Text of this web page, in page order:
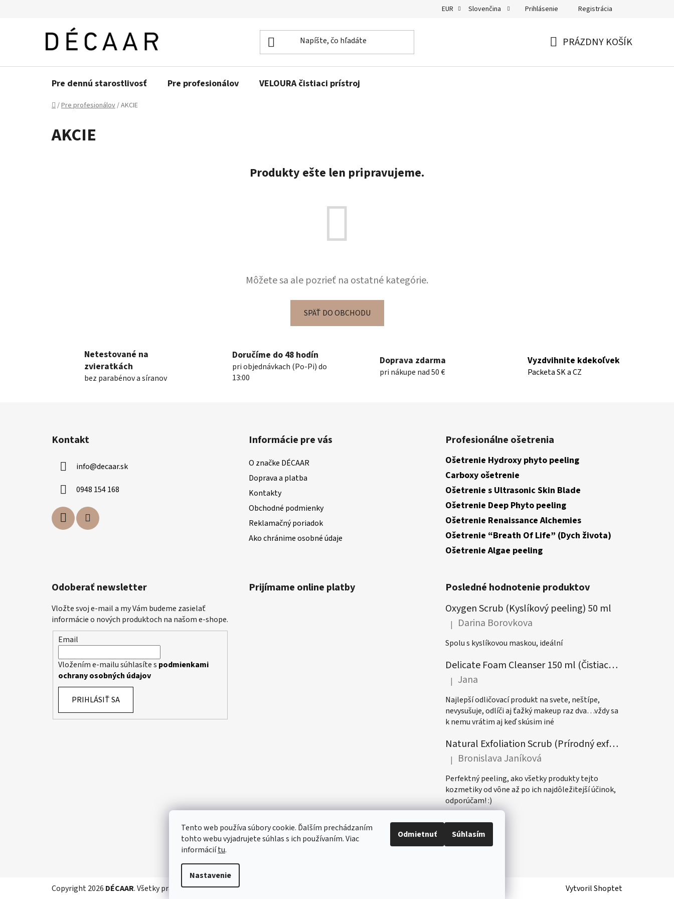
Tento web používa súbory cookie. Ďalším prechádzaním
tohto webu vyjadrujete súhlas s ich používaním. Viac
informáciítu.
Nastavenie
Odmietnuť Súhlasím
EUR Slovenčina Prihlásenie Registrácia
PRÁZDNY KOŠÍK
Pre dennú starostlivosť Pre profesionálov VELOURA čistiaci prístroj
Domov
/Pre profesionálov/AKCIE
AKCIE
Produkty ešte len pripravujeme.
Môžete sa ale pozrieť na ostatné kategórie.
SPÄŤ DO OBCHODU
Netestované na
zvieratkách
bez parabénov a síranov
Doručíme do 48 hodín
pri objednávkach (Po-Pi) do
13:00
Doprava zdarma
pri nákupe nad 50 €
Vyzdvihnite kdekoľvek
Packeta SK a CZ
Kontakt
info@decaar.sk
0948 154 168
Informácie pre vás
O značke DÉCAAR
Doprava a platba
Kontakty
Obchodné podmienky
Reklamačný poriadok
Ako chránime osobné údaje
Profesionálne ošetrenia
Ošetrenie Hydroxy phyto peeling
Carboxy ošetrenie
Ošetrenie s Ultrasonic Skin Blade
Ošetrenie Deep Phyto peeling
Ošetrenie Renaissance Alchemies
Ošetrenie “Breath Of Life” (Dych života)
Ošetrenie Algae peeling
Odoberať newsletter
Vložte svoj e-mail a my Vám budeme zasielať
informácie o nových produktoch na našom e-shope.
Email
Vložením e-mailu súhlasíte s podmienkami
ochrany osobných údajov
PRIHLÁSIŤ SA
Prijímame online platby
Posledné hodnotenie produktov
Oxygen Scrub (Kyslíkový peeling) 50 ml
Hodnotenie produktu je 5 z 5 hviezdičiek.
| Darina Borovkova
Spolu s kyslíkovou maskou, ideální
Delicate Foam Cleanser 150 ml (Čistiaca pena)
Hodnotenie produktu je 5 z 5 hviezdičiek.
| Jana
Najlepší odličovací produkt na svete, neštípe,
nevysušuje, odlíči aj ťažký makeup raz dva…vždy sa
k nemu vrátim aj keď skúsim iné
Natural Exfoliation Scrub (Prírodný exfoliačný peeling)
Hodnotenie produktu je 5 z 5 hviezdičiek.
| Bronislava Janíková
Perfektný peeling, ako všetky produkty tejto
kozmetiky od vône až po ich najdôležitejší účinok,
odporúčam! :)
Vytvoril Shoptet
Copyright 2026 DÉCAAR. Všetky práva vyhradené.